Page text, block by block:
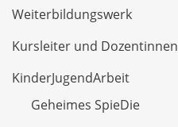
Weiterbildungswerk
Kursleiter und Dozentinnen
KinderJugendArbeit
Geheimes SpieDie